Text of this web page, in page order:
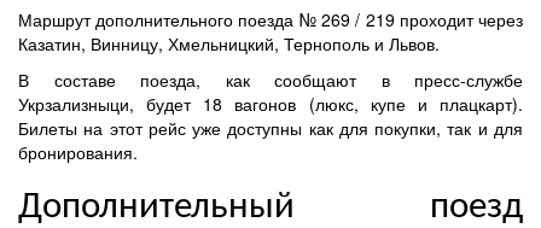
Маршрут дополнительного поезда № 269 / 219 проходит через
Казатин, Винницу, Хмельницкий, Тернополь и Львов.
В составе поезда, как сообщают в пресс-службе
Укрзализныци, будет 18 вагонов (люкс, купе и плацкарт).
Билеты на этот рейс уже доступны как для покупки, так и для
бронирования.
Дополнительный поезд